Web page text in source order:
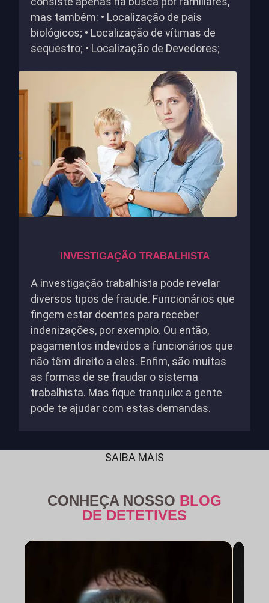
mas também: • Localização de pais
biológicos; • Localização de vítimas de
sequestro; • Localização de Devedores;
INVESTIGAÇÃO TRABALHISTA
A investigação trabalhista pode revelar
diversos tipos de fraude. Funcionários que
fingem estar doentes para receber
indenizações, por exemplo. Ou então,
pagamentos indevidos a funcionários que
não têm direito a eles. Enfim, são muitas
as formas de se fraudar o sistema
trabalhista. Mas fique tranquilo: a gente
pode te ajudar com estas demandas.
SAIBA MAIS
CONHEÇA NOSSO BLOG
DE DETETIVES